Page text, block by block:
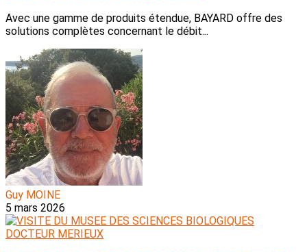
Avec une gamme de produits étendue, BAYARD offre des
solutions complètes concernant le débit...
Guy MOINE
5 mars 2026